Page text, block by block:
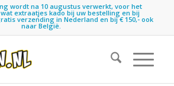
wordt na 10 augustus verwerkt, voor het
extraatjes kado bij uw bestelling en bij
verzending in Nederland en bij € 150,- ook
naar België.